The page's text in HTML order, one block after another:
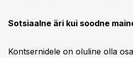
Sotsiaalne äri kui soodne
Kontsernidele on oluline olla